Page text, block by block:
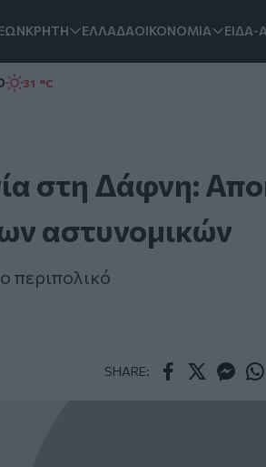
ΚΡΗΤΗ ΕΛΛΑΔΑΟΙΚΟΝΟΜΙΑ
31 °C
στη Δάφνη:
αστυνομικών
περιπολικό
SHARE: